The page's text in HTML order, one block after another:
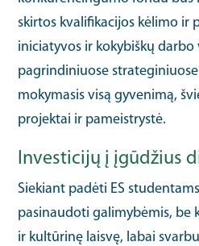
skirtos kvalifikacijos kėlimo ir
iniciatyvos ir kokybiškų
pagrindiniuose
mokymasis visą gyvenimą,
projektai ir pameistrystė.
Investicijų į įgūdžius
Siekiant padėti ES
pasinaudoti galimybėmis, be
ir kultūrinę laisvę, labai